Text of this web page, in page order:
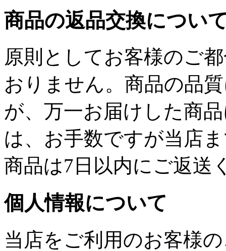
商品の返品交換につい
原則としてお客様のご
おりません。商品の品
が、万一お届けした商
は、お手数ですが当店
商品は7日以内にご返送
個人情報について
当店をご利用のお客様